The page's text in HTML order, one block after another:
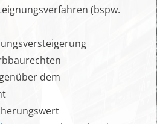
(bspw.
dem